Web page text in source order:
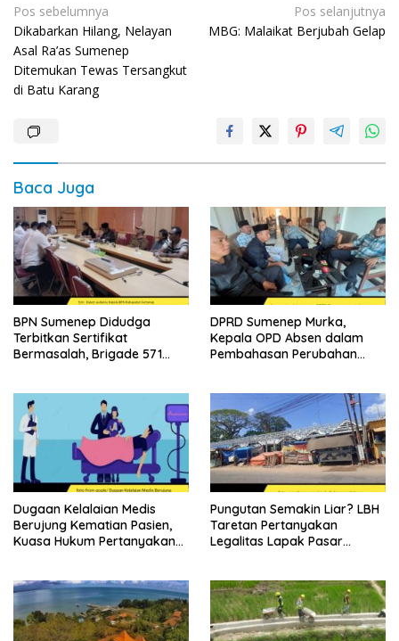
Navigasi
pos
Pos sebelumnya
Dikabarkan Hilang, Nelayan
Asal Ra’as Sumenep
Ditemukan Tewas Tersangkut
di Batu Karang
Pos selanjutnya
MBG: Malaikat Berjubah Gelap
Baca Juga
BPN Sumenep Didudga
Terbitkan Sertifikat
Bermasalah, Brigade 571
DPRD Sumenep Murka,
Kepala OPD Absen dalam
Pembahasan Perubahan
Dugaan Kelalaian Medis
Berujung Kematian Pasien,
Kuasa Hukum Pertanyakan
Pungutan Semakin Liar? LBH
Taretan Pertanyakan
Legalitas Lapak Pasar